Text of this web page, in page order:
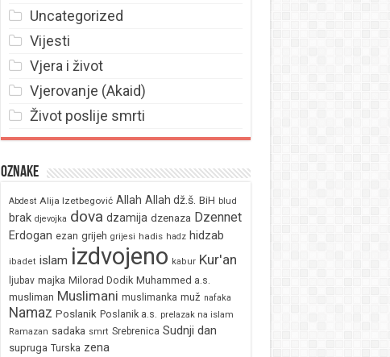
Uncategorized
Vijesti
Vjera i život
Vjerovanje (Akaid)
Život poslije smrti
Oznake
Abdest Alija Izetbegović Allah Allah dž.š. BiH blud
brak djevojka dova dzamija dzenaza Dzennet
Erdogan ezan grijeh grijesi hadis hadz hidzab
ibadet islam izdvojeno kabur Kur'an
ljubav majka Milorad Dodik Muhammed a.s.
musliman Muslimani muslimanka muž nafaka
Namaz Poslanik Poslanik a.s. prelazak na islam
Ramazan sadaka smrt Srebrenica Sudnji dan
supruga Turska zena